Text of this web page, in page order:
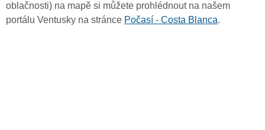
oblačnosti) na mapě si můžete prohlédnout na našem
portálu Ventusky na stránce Počasí - Costa Blanca.